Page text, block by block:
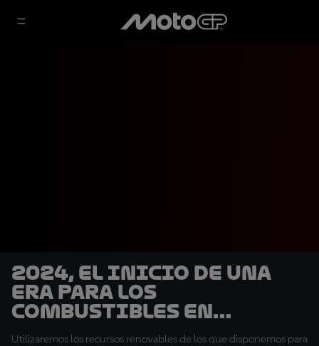
2024, el inicio de una
era para los
combustibles en
MotoGP™
Utilizaremos los recursos renovables de los que disponemos para